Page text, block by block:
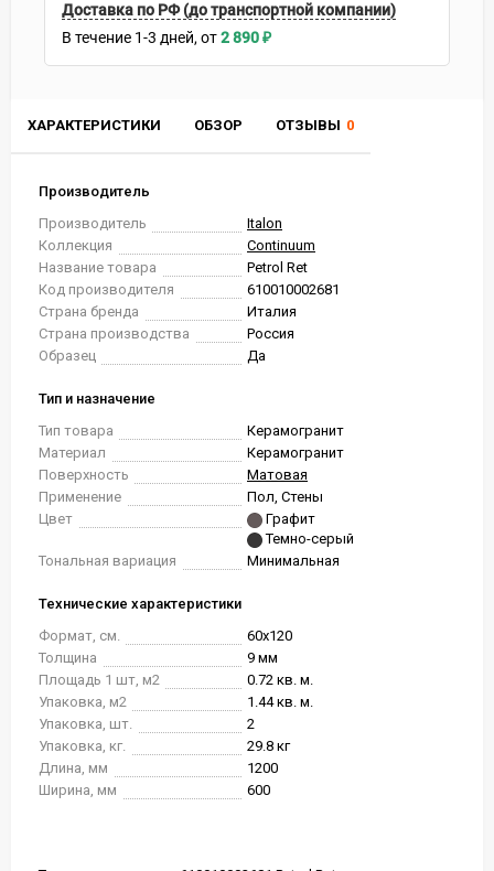
ХАРАКТЕРИСТИКИ ОБЗОР ОТЗЫВЫ 0
Производитель
Производитель
Italon
Коллекция
Continuum
Название товара
Petrol Ret
Код производителя
610010002681
Страна бренда
Италия
Страна производства
Россия
Образец
Да
Тип и назначение
Тип товара
Керамогранит
Материал
Керамогранит
Поверхность
Матовая
Применение
Пол, Стены
Цвет
Графит
Темно-серый
Тональная вариация
Минимальная
Технические характеристики
Формат, см.
60x120
Толщина
9 мм
Площадь 1 шт, м2
0.72 кв. м.
Упаковка, м2
1.44 кв. м.
Упаковка, шт.
2
Упаковка, кг.
29.8 кг
Длина, мм
1200
Ширина, мм
600
Доставка по РФ (до транспортной компании)
В течение 1-3 дней 2 890₽